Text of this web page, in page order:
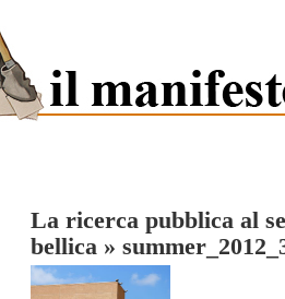
La ricerca pubblica al
bellica »